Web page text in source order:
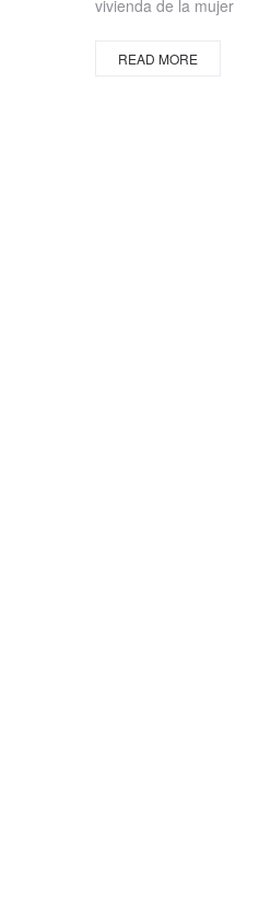
vivienda de la mujer
READ MORE